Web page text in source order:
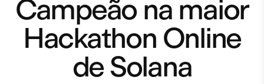
Campeão na maior
Hackathon Online
de Solana